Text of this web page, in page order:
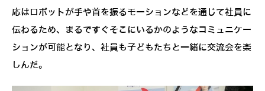
応はロボットが手や首を振るモーションなどを通じて社員に
伝わるため、まるですぐそこにいるかのようなコミュニケー
ションが可能となり、社員も子どもたちと一緒に交流会を楽
しんだ。